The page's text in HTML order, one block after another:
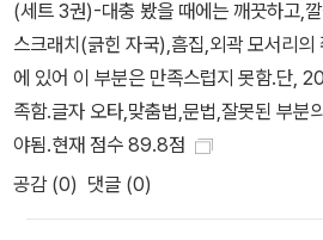
(세트 3권)-대충 봤을 때에는 깨끗하고,
스크래치(긁힌 자국),흠집,외곽 모서리의
에 있어 이 부분은 만족스럽지 못함.단,
족함.글자 오타,맞춤법,문법,잘못된 부분
야됨.현재 점수 89.8점
공감 (0) 댓글 (0)